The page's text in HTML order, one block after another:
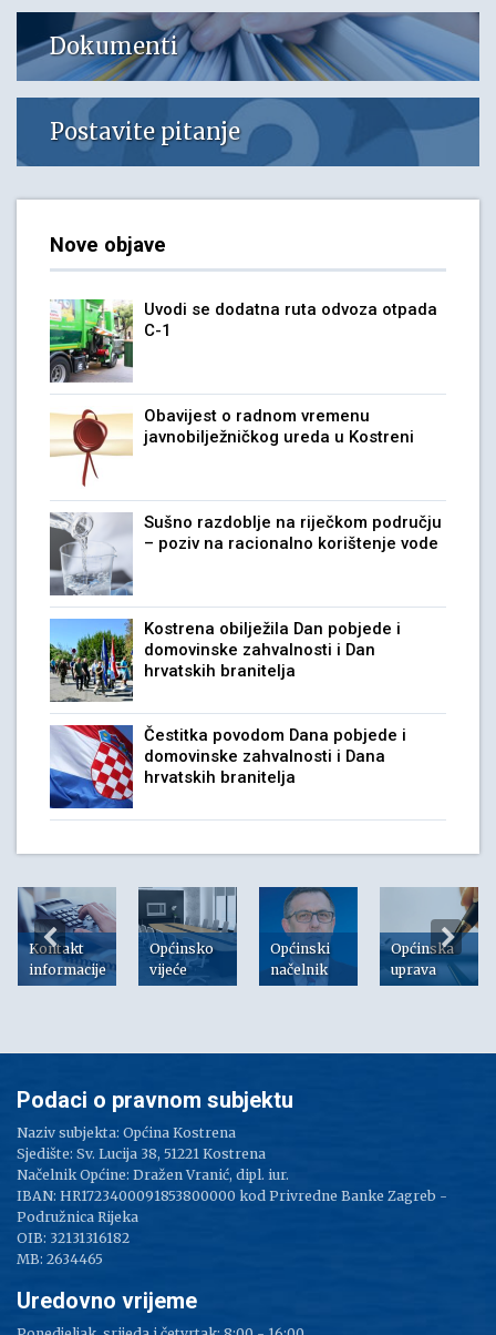
Dokumenti
Postavite pitanje
Nove objave
Uvodi se dodatna ruta odvoza otpada
C-1
Obavijest o radnom vremenu
javnobilježničkog ureda u Kostreni
Sušno razdoblje na riječkom području
– poziv na racionalno korištenje vode
Kostrena obilježila Dan pobjede i
domovinske zahvalnosti i Dan
hrvatskih branitelja
Čestitka povodom Dana pobjede i
domovinske zahvalnosti i Dana
hrvatskih branitelja
Kontakt
informacije
Općinsko
vijeće
Općinski
načelnik
Općinska
uprava
Podaci o pravnom subjektu
Naziv subjekta: Općina Kostrena
Sjedište: Sv. Lucija 38, 51221 Kostrena
Načelnik Općine: Dražen Vranić, dipl. iur.
IBAN: HR1723400091853800000 kod Privredne Banke Zagreb -
Podružnica Rijeka
OIB: 32131316182
MB: 2634465
Uredovno vrijeme